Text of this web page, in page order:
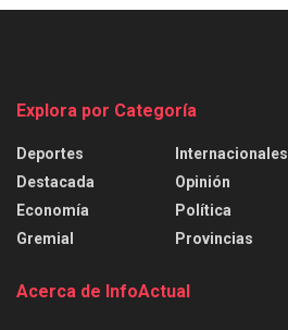
Explora por Categoría
Deportes
Destacada
Economía
Gremial
Internacionales
Opinión
Política
Provincias
Acerca de InfoActual